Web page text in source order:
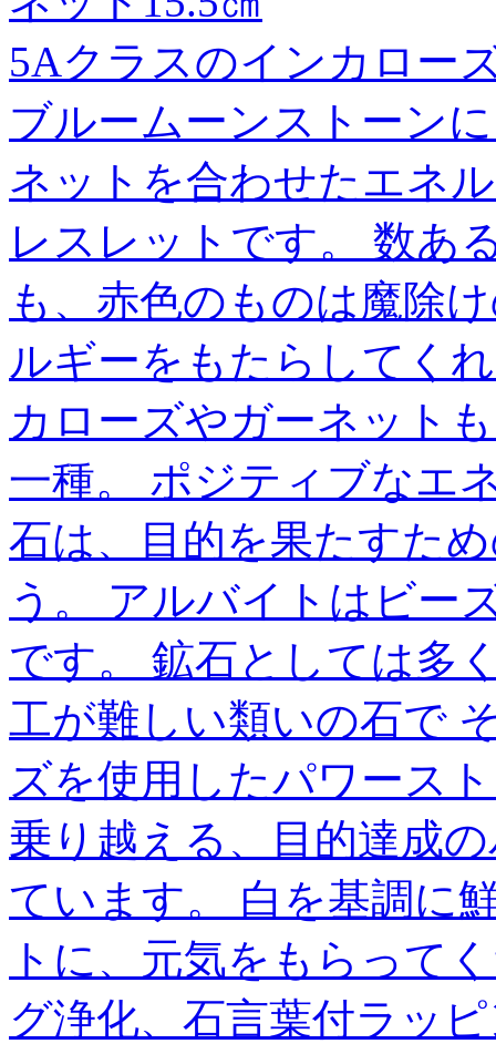
5Aクラスのインカロー
ブルームーンストーン
ネットを合わせたエネ
レスレットです。 数あ
も、赤色のものは魔除
ルギーをもたらしてく
カローズやガーネット
一種。 ポジティブなエ
石は、目的を果たすた
う。 アルバイトはビー
です。 鉱石としては多
工が難しい類いの石で
ズを使用したパワース
乗り越える、目的達成
ています。 白を基調に
トに、元気をもらって
グ浄化、石言葉付ラッ